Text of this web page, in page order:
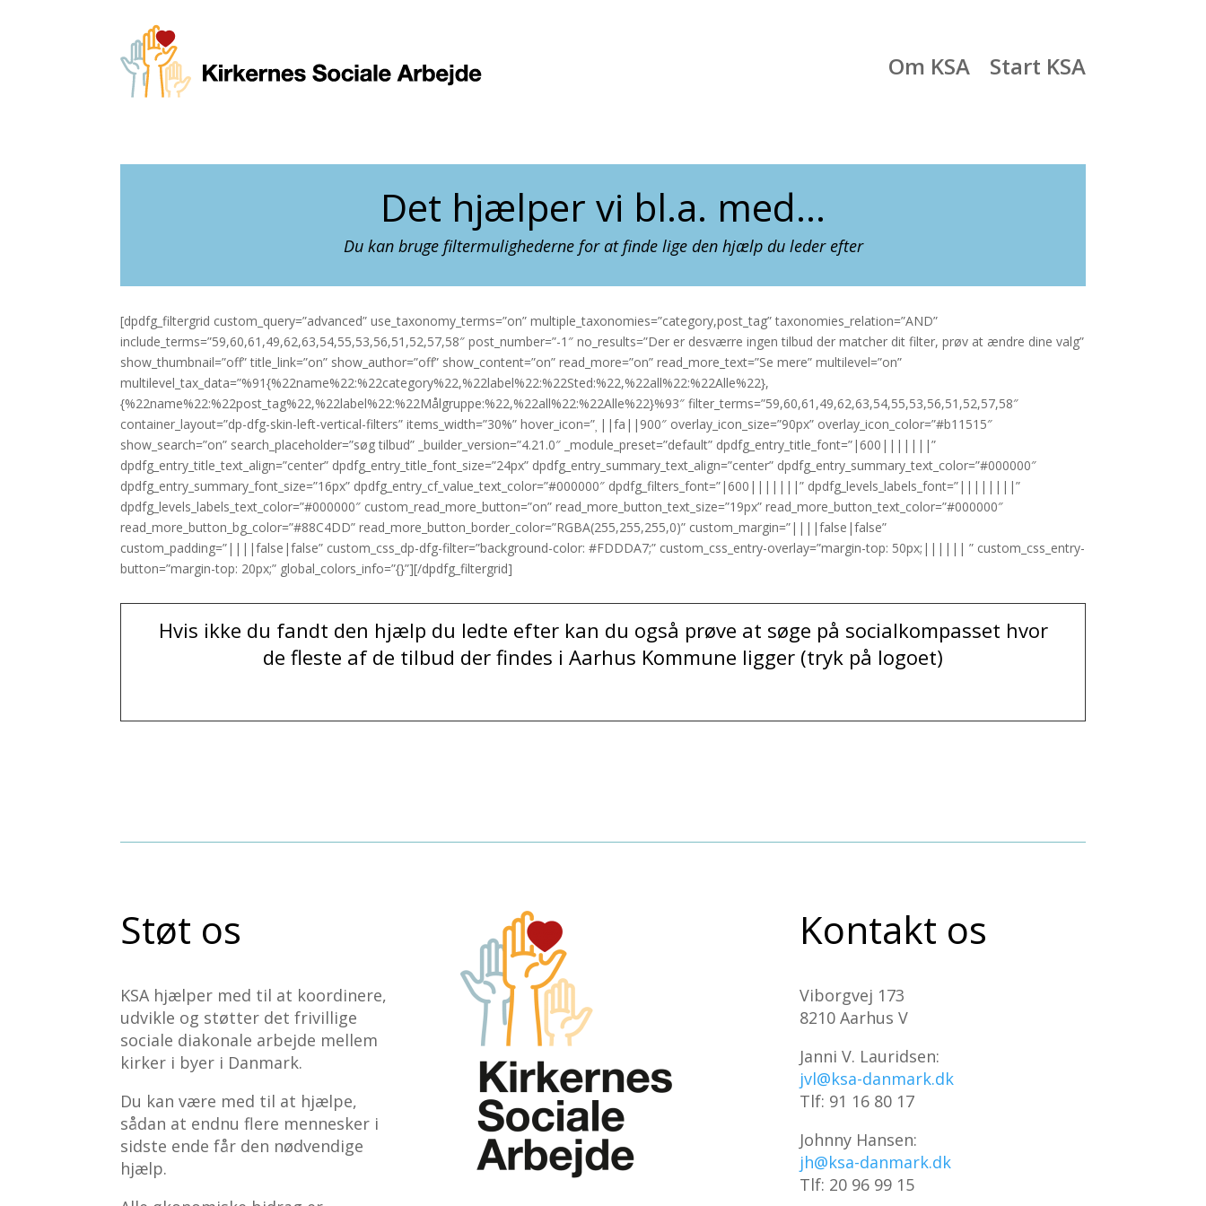
Om KSA Start KSA
Det hjælper vi bl.a. med…
Du kan bruge filtermulighederne for at finde lige den hjælp du leder efter
[dpdfg_filtergrid custom_query=”advanced” use_taxonomy_terms=”on” multiple_taxonomies=”category,post_tag” taxonomies_relation=”AND”
include_terms=”59,60,61,49,62,63,54,55,53,56,51,52,57,58″ post_number=”-1″ no_results=”Der er desværre ingen tilbud der matcher dit filter, prøv at ændre dine valg”
show_thumbnail=”off” title_link=”on” show_author=”off” show_content=”on” read_more=”on” read_more_text=”Se mere” multilevel=”on”
multilevel_tax_data=”%91{%22name%22:%22category%22,%22label%22:%22Sted:%22,%22all%22:%22Alle%22},
{%22name%22:%22post_tag%22,%22label%22:%22Målgruppe:%22,%22all%22:%22Alle%22}%93″ filter_terms=”59,60,61,49,62,63,54,55,53,56,51,52,57,58″
container_layout=”dp-dfg-skin-left-vertical-filters” items_width=”30%” hover_icon=”||fa||900″ overlay_icon_size=”90px” overlay_icon_color=”#b11515″
show_search=”on” search_placeholder=”søg tilbud” _builder_version=”4.21.0″ _module_preset=”default” dpdfg_entry_title_font=”|600|||||||”
dpdfg_entry_title_text_align=”center” dpdfg_entry_title_font_size=”24px” dpdfg_entry_summary_text_align=”center” dpdfg_entry_summary_text_color=”#000000″
dpdfg_entry_summary_font_size=”16px” dpdfg_entry_cf_value_text_color=”#000000″ dpdfg_filters_font=”|600|||||||” dpdfg_levels_labels_font=”||||||||”
dpdfg_levels_labels_text_color=”#000000″ custom_read_more_button=”on” read_more_button_text_size=”19px” read_more_button_text_color=”#000000″
read_more_button_bg_color=”#88C4DD” read_more_button_border_color=”RGBA(255,255,255,0)” custom_margin=”||||false|false”
custom_padding=”||||false|false” custom_css_dp-dfg-filter=”background-color: #FDDDA7;” custom_css_entry-overlay=”margin-top: 50px;|||||| ” custom_css_entry-
button=”margin-top: 20px;” global_colors_info=”{}”][/dpdfg_filtergrid]
Hvis ikke du fandt den hjælp du ledte efter kan du også prøve at søge på socialkompasset hvor
de fleste af de tilbud der findes i Aarhus Kommune ligger (tryk på logoet)
Støt os
KSA hjælper med til at koordinere,
udvikle og støtter det frivillige
sociale diakonale arbejde mellem
kirker i byer i Danmark.
Du kan være med til at hjælpe,
sådan at endnu flere mennesker i
sidste ende får den nødvendige
hjælp.
Kontakt os
Viborgvej 173
8210 Aarhus V
Janni V. Lauridsen:
jvl@ksa-danmark.dk
Tlf: 91 16 80 17
Johnny Hansen:
jh@ksa-danmark.dk
Tlf: 20 96 99 15